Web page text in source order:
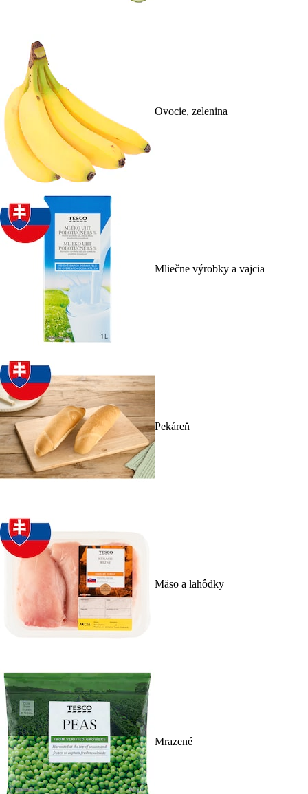
Ovocie, zelenina
Mliečne výrobky a vajcia
Pekáreň
Mäso a lahôdky
Mrazené